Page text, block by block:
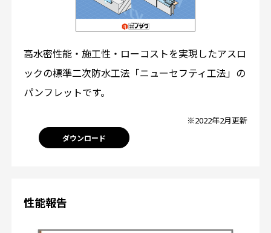
高水密性能・施工性・ローコストを実現したアスロ
ックの標準二次防水工法「ニューセフティ工法」の
パンフレットです。
※2022年2月更新
ダウンロード
性能報告